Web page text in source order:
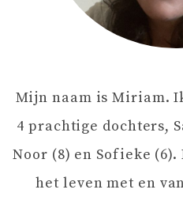
V
I
Mijn naam is Miriam.
4 prachtige dochters,
Noor (8) en Sofieke
het leven met en